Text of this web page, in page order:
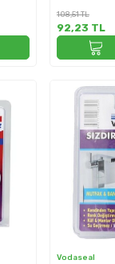
108,51TL
92,23 TL
Vodaseal